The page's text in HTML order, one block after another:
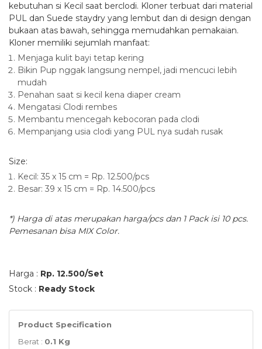
kebutuhan si Kecil saat berclodi. Kloner terbuat dari material
PUL dan Suede staydry yang lembut dan di design dengan
bukaan atas bawah, sehingga memudahkan pemakaian.
Kloner memiliki sejumlah manfaat:
Menjaga kulit bayi tetap kering
Bikin Pup nggak langsung nempel, jadi mencuci lebih
mudah
Penahan saat si kecil kena diaper cream
Mengatasi Clodi rembes
Membantu mencegah kebocoran pada clodi
Mempanjang usia clodi yang PUL nya sudah rusak
Size:
Kecil: 35 x 15 cm = Rp. 12.500/pcs
Besar: 39 x 15 cm = Rp. 14.500/pcs
*) Harga di atas merupakan harga/pcs dan 1 Pack isi 10 pcs.
Pemesanan bisa MIX Color.
Harga : Rp. 12.500/Set
Stock : Ready Stock
Product Specification
Berat : 0.1 Kg